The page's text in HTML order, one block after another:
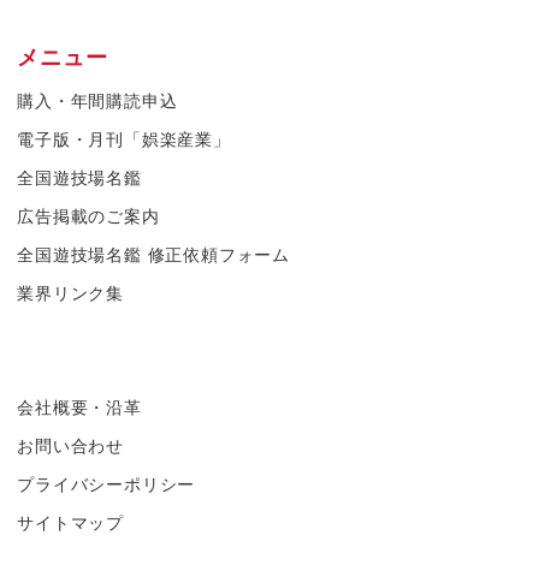
メニュー
購入・年間購読申込
電子版・月刊「娯楽産業」
全国遊技場名鑑
広告掲載のご案内
全国遊技場名鑑 修正依頼フォーム
業界リンク集
会社概要・沿革
お問い合わせ
プライバシーポリシー
サイトマップ